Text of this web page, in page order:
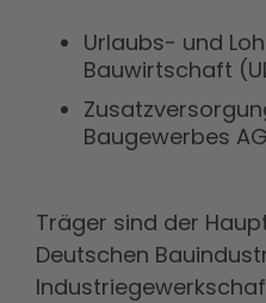
Urlaubs- und
Bauwirtschaft
Baugewerbes
Träger sind der
Deutschen